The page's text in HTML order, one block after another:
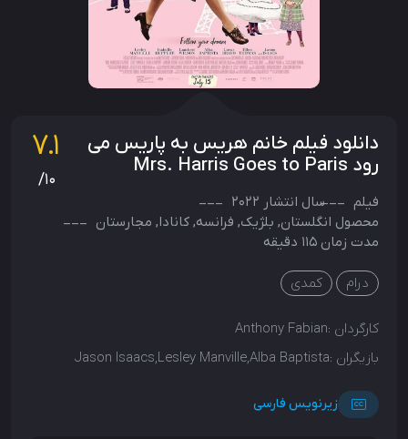
دانلود فیلم خانم هریس به پاریس می
رود Mrs. Harris Goes to Paris
7.1
/10
فیلم سال انتشار 2022
محصول انگلستان, بلژیک, فرانسه, کانادا, مجارستان
مدت زمان 115 دقیقه
درام کمدی
کارگردان :Anthony Fabian
بازیگران :Jason Isaacs,Lesley Manville,Alba Baptista
زیرنویس فارسی